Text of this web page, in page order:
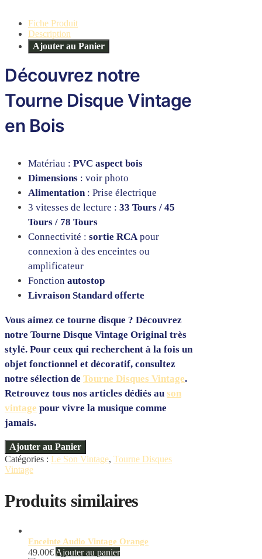
Fiche Produit
Description
Ajouter au Panier
Découvrez notre
Tourne Disque Vintage
en Bois
Matériau : PVC aspect bois
Dimensions : voir photo
Alimentation : Prise électrique
3 vitesses de lecture : 33 Tours / 45
Tours / 78 Tours
Connectivité : sortie RCA pour
connexion à des enceintes ou
amplificateur
Fonction autostop
Livraison Standard offerte
Vous aimez ce tourne disque ? Découvrez
notre Tourne Disque Vintage Original très
stylé. Pour ceux qui recherchent à la fois un
objet fonctionnel et décoratif, consultez
notre sélection de Tourne Disques Vintage.
Retrouvez tous nos articles dédiés au son
vintage pour vivre la musique comme
jamais.
Ajouter au Panier
Catégories : Le Son Vintage, Tourne Disques
Vintage
Produits similaires
Enceinte Audio Vintage Orange
49.00€Ajouter au panier